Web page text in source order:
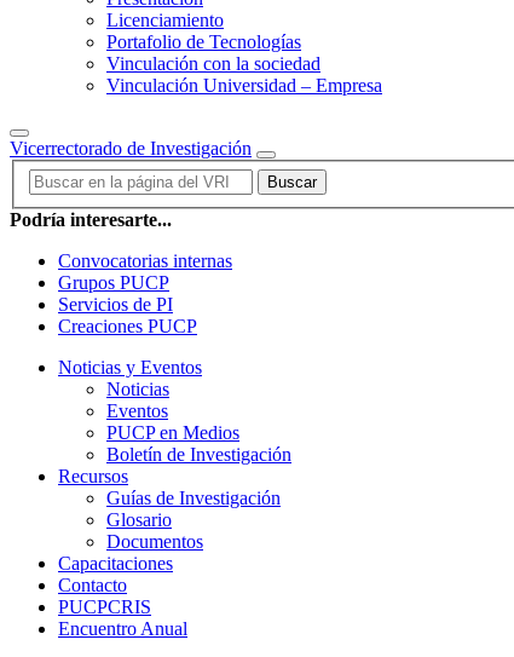
Licenciamiento
Portafolio de Tecnologías
Vinculación con la sociedad
Vinculación Universidad – Empresa
Vicerrectorado de Investigación
Buscar
Podría interesarte...
Convocatorias internas
Grupos PUCP
Servicios de PI
Creaciones PUCP
Noticias y Eventos
Noticias
Eventos
PUCP en Medios
Boletín de Investigación
Recursos
Guías de Investigación
Glosario
Documentos
Capacitaciones
Contacto
PUCPCRIS
Encuentro Anual